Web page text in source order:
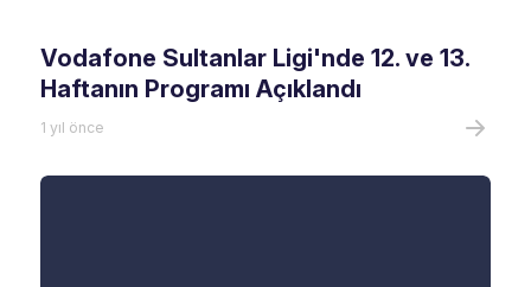
Vodafone Sultanlar Ligi'nde 12. ve 13.
Haftanın Programı Açıklandı
1 yıl önce